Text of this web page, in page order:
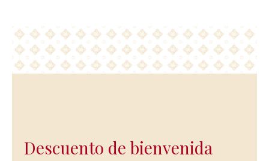
Descuento de bienvenida